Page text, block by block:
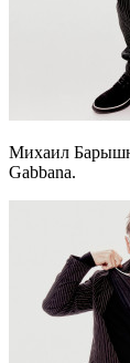
Михаил
Gabbana.